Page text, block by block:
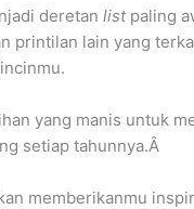
deretan listpaling
printilan lain yang
yang manis untuk
setiap tahunnya.Â
memberikanmu